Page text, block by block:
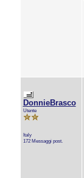
DonnieBrasco
Utente
Italy
172 Messaggi post.